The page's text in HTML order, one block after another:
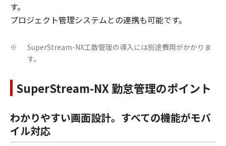
す。
プロジェクト管理システムとの連携も可能です。
※
SuperStream-NX工数管理の導入には別途費用がかかりま
す。
SuperStream-NX 勤怠管理のポイント
わかりやすい画面設計。すべての機能がモバ
イル対応